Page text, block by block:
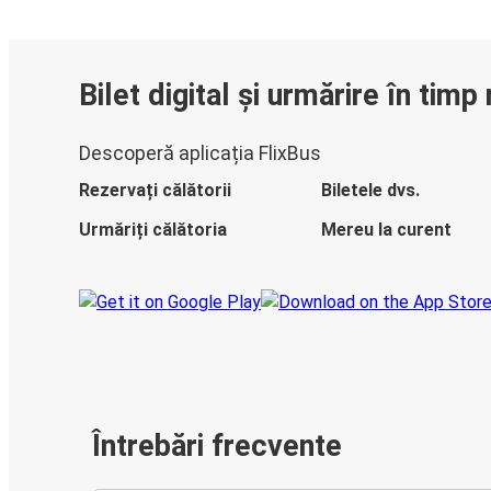
Bilet digital și urmărire în timp
Descoperă aplicația FlixBus
Rezervați călătorii
Biletele dvs.
Urmăriți călătoria
Mereu la curent
Întrebări frecvente